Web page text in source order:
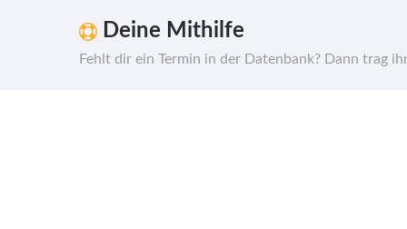
Deine Mithilfe
Fehlt dir ein Termin in der Datenbank? Dann trag